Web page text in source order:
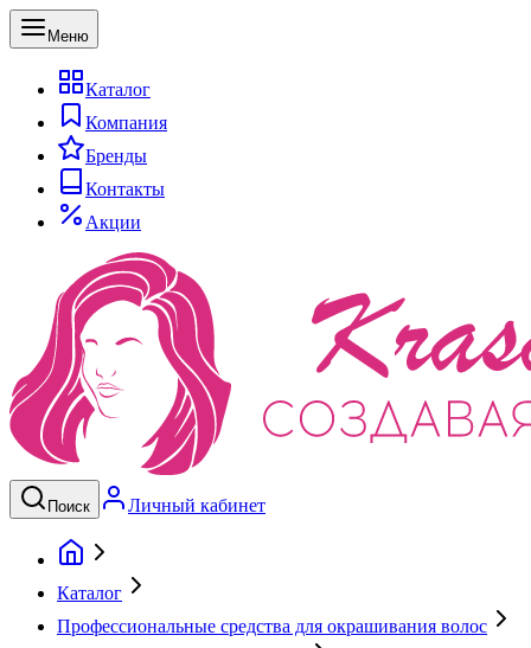
Меню
Каталог
Компания
Бренды
Контакты
Акции
Поиск Личный кабинет
Каталог
Профессиональные средства для окрашивания волос